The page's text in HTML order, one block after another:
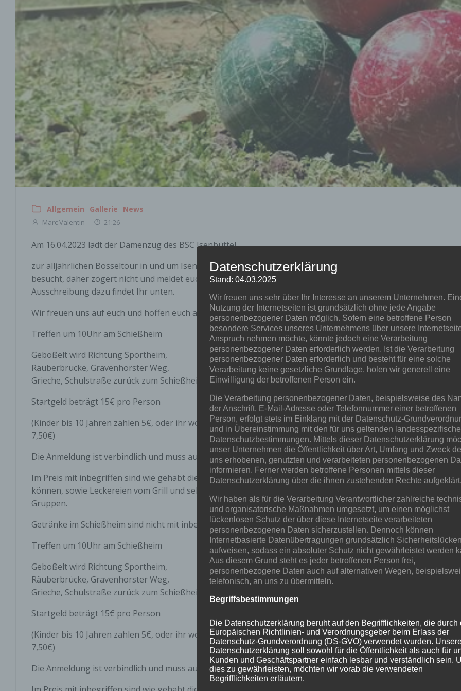
Allgemein Gallerie News
Marc Valentin - 21:26
Am 16.04.2023 lädt der Damenzug des BSC Isenbüttel,
zur alljährlichen Bosseltour in und um Isenbüttel ein, wie auch die letzten Jahre, ist die Veranstaltung immer
besucht, daher zögert nicht und meldet euch noch heute an, selbstverständlich auch für nicht-Mitglieder. Eine
Ausschreibung dazu findet Ihr unten.
Wir freuen uns auf euch und hoffen euch am 16.04.2023 begrüßen zu dürfen.
Treffen um 10Uhr am Schießheim
Geboßelt wird Richtung Sportheim,
Räuberbrücke, Gravenhorster Weg,
Grieche, Schulstraße zurück zum Schießheim.
Startgeld beträgt 15€ pro Person
(Kinder bis 10 Jahren zahlen 5€, oder ihr wollt nur zum anschließenden Grillen vorbei kommen, kein Problem
7,50€)
Die Anmeldung ist verbindlich und muss auch bei nicht Teilnahme bezahlt werden.
Im Preis mit inbegriffen sind wie gehabt die gut gefüllten Bollerwagen, die an der Spielstation auch aufgefüllt
können, sowie Leckereien vom Grill und selbstgemachten Salaten und natürlich gibt es auch kleine Preise für die
Gruppen.
Getränke im Schießheim sind nicht mit inbegriffen.
Treffen um 10Uhr am Schießheim
Geboßelt wird Richtung Sportheim,
Räuberbrücke, Gravenhorster Weg,
Grieche, Schulstraße zurück zum Schießheim.
Startgeld beträgt 15€ pro Person
(Kinder bis 10 Jahren zahlen 5€, oder ihr wollt nur zum anschließenden Grillen vorbei kommen, kein Problem für
7,50€)
Die Anmeldung ist verbindlich und muss auch bei nicht Teilnahme bezahlt werden.
Datenschutzerklärung
Stand: 04.03.2025
Wir freuen uns sehr über Ihr Interesse an unserem Unternehmen.
Nutzung der Internetseiten ist grundsätzlich ohne jede Angabe
personenbezogener Daten möglich. Sofern eine betroffene Person
besondere Services unseres Unternehmens über unsere
Anspruch nehmen möchte, könnte jedoch eine Verarbeitung
personenbezogener Daten erforderlich werden. Ist die Verarbeitung
personenbezogener Daten erforderlich und besteht für eine solche
Verarbeitung keine gesetzliche Grundlage, holen wir generell eine
Einwilligung der betroffenen Person ein.
Die Verarbeitung personenbezogener Daten, beispielsweise des
der Anschrift, E-Mail-Adresse oder Telefonnummer einer betroffenen
Person, erfolgt stets im Einklang mit der Datenschutz-
und in Übereinstimmung mit den für uns geltenden
Datenschutzbestimmungen. Mittels dieser Datenschutzerklärung
unser Unternehmen die Öffentlichkeit über Art, Umfang und Zweck
uns erhobenen, genutzten und verarbeiteten personenbezogenen
informieren. Ferner werden betroffene Personen mittels dieser
Datenschutzerklärung über die ihnen zustehenden Rechte aufgeklärt.
Wir haben als für die Verarbeitung Verantwortlicher zahlreiche
und organisatorische Maßnahmen umgesetzt, um einen möglichst
lückenlosen Schutz der über diese Internetseite verarbeiteten
personenbezogenen Daten sicherzustellen. Dennoch können
Internetbasierte Datenübertragungen grundsätzlich Sicherheitslücken
aufweisen, sodass ein absoluter Schutz nicht gewährleistet werden
Aus diesem Grund steht es jeder betroffenen Person frei,
personenbezogene Daten auch auf alternativen Wegen,
telefonisch, an uns zu übermitteln.
Begriffsbestimmungen
Die Datenschutzerklärung beruht auf den Begrifflichkeiten, die durch
Europäischen Richtlinien- und Verordnungsgeber beim Erlass der
Datenschutz-Grundverordnung (DS-GVO) verwendet wurden.
Datenschutzerklärung soll sowohl für die Öffentlichkeit als auch für
Kunden und Geschäftspartner einfach lesbar und verständlich sein.
dies zu gewährleisten, möchten wir vorab die verwendeten
Begrifflichkeiten erläutern.